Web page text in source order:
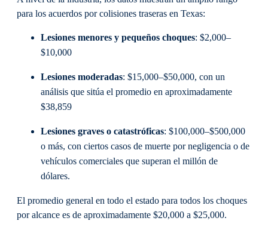
para los acuerdos por colisiones traseras en Texas:
Lesiones menores y pequeños choques: $2,000–
$10,000
Lesiones moderadas: $15,000–$50,000, con un
análisis que sitúa el promedio en aproximadamente
$38,859
Lesiones graves o catastróficas: $100,000–$500,000
o más, con ciertos casos de muerte por negligencia o de
vehículos comerciales que superan el millón de
dólares.
El promedio general en todo el estado para todos los choques
por alcance es de aproximadamente $20,000 a $25,000.